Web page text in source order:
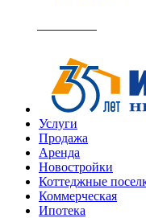
Услуги
Продажа
Аренда
Новостройки
Коттеджные
Коммерческая
Ипотека